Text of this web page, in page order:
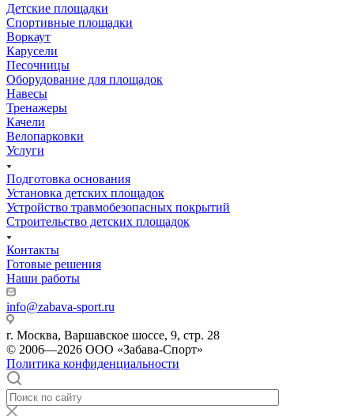
Детские площадки
Спортивные площадки
Воркаут
Карусели
Песочницы
Оборудование для площадок
Навесы
Тренажеры
Качели
Велопарковки
Услуги
Подготовка основания
Установка детских площадок
Устройство травмобезопасных покрытий
Строительство детских площадок
Контакты
Готовые решения
Наши работы
info@zabava-sport.ru
г. Москва, Варшавское шоссе, 9, стр. 28
© 2006—2026 ООО «Забава-Спорт»
Политика конфиденциальности